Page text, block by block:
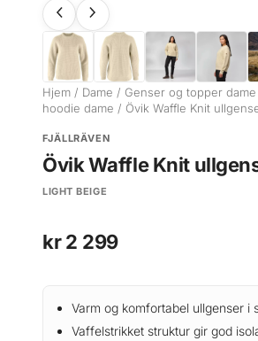
Hjem / Dame / Genser og topper dame
hoodie dame / Övik Waffle Knit
FJÄLLRÄVEN
Övik Waffle Knit
LIGHT BEIGE
kr2 299
Varm og komfortabel ullgenser i
Vaffelstrikket struktur gir god